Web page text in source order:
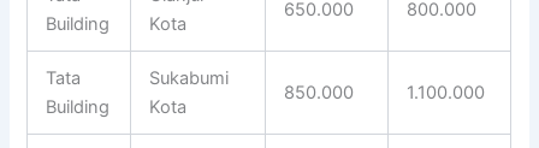
Building
Kota
650.000 800.000
Tata
Building
Sukabumi
Kota
850.000 1.100.000